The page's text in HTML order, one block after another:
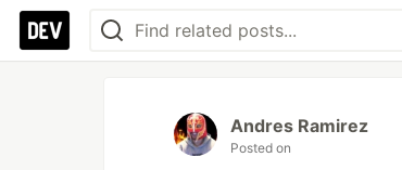
Andres Ramirez
Posted on